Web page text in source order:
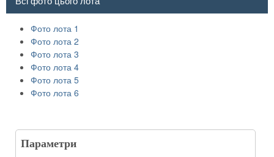
Фото лота 1
Фото лота 2
Фото лота 3
Фото лота 4
Фото лота 5
Фото лота 6
Параметри